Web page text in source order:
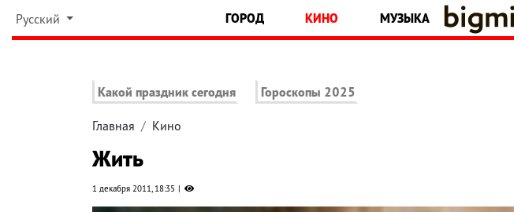
Русский ГОРОД КИНО МУЗЫКА
Какой праздник сегодня Гороскопы 2025
Главная Кино
Жить
1 декабря 2011, 18:35